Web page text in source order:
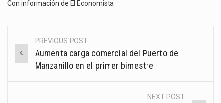
Con información de El Economista
Post
navigation
PREVIOUS POST
Aumenta carga comercial del Puerto de
Manzanillo en el primer bimestre
NEXT POST